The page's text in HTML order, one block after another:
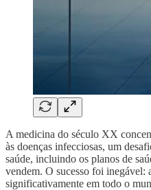
A medicina do século XX
às doenças infecciosas, um
saúde, incluindo os planos de
vendem. O sucesso foi inegável:
significativamente em todo o